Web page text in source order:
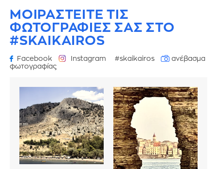
ΜΟΙΡΑΣΤΕΙΤΕ ΤΙΣ
ΦΩΤΟΓΡΑΦΙΕΣ ΣΑΣ ΣΤΟ
#SKAIKAIROS
Facebook Instagram #skaikairos
ανέβασμα
φωτογραφίας